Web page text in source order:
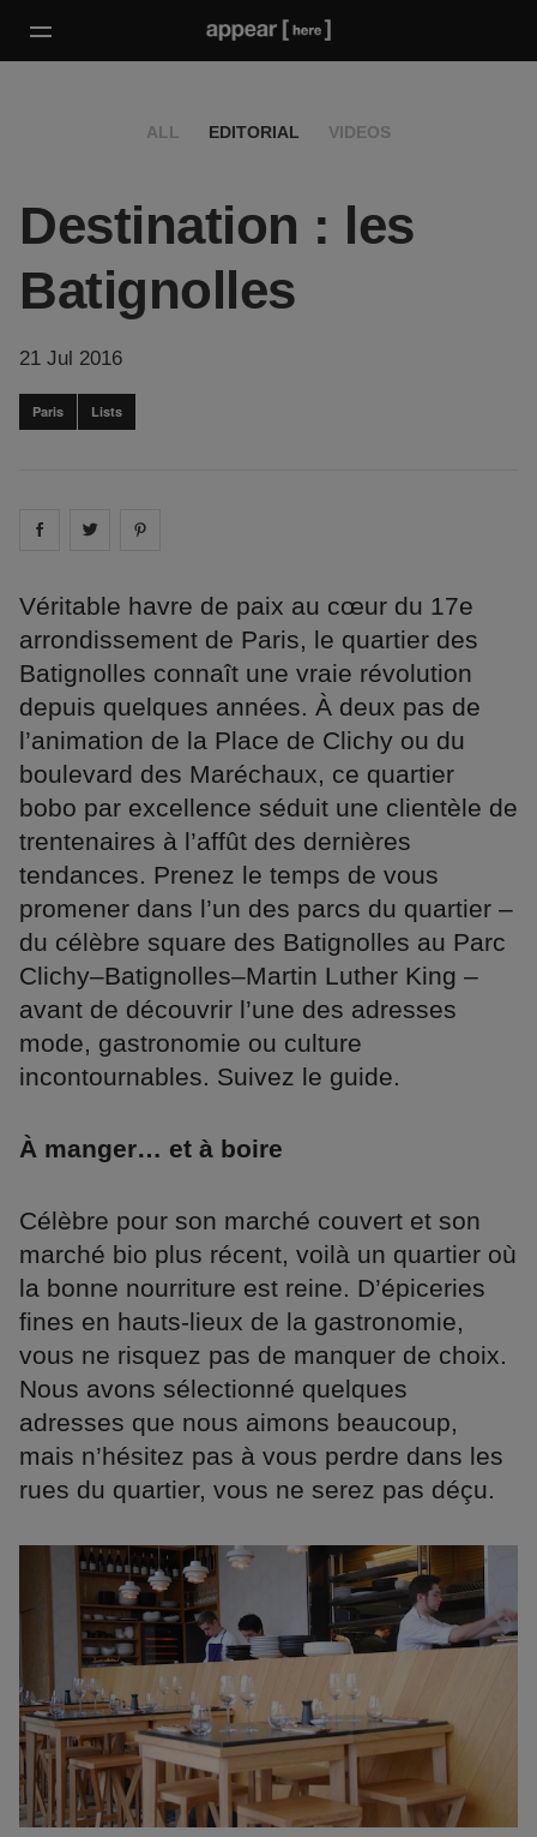
ALL EDITORIAL VIDEOS
Destination : les
Batignolles
21 Jul 2016
Paris Lists
Share on facebook
Share on
Véritable havre de paix au cœur du 17e
arrondissement de Paris, le quartier des
Batignolles connaît une vraie révolution
depuis quelques années. À deux pas de
l’animation de la Place de Clichy ou du
boulevard des Maréchaux, ce quartier
bobo par excellence séduit une clientèle de
trentenaires à l’affût des dernières
tendances. Prenez le temps de vous
promener dans l’un des parcs du quartier –
du célèbre square des Batignolles au Parc
Clichy–Batignolles–Martin Luther King –
avant de découvrir l’une des adresses
mode, gastronomie ou culture
incontournables. Suivez le guide.
À manger… et à boire
Célèbre pour son marché couvert et son
marché bio plus récent, voilà un quartier où
la bonne nourriture est reine. D’épiceries
fines en hauts-lieux de la gastronomie,
vous ne risquez pas de manquer de choix.
Nous avons sélectionné quelques
adresses que nous aimons beaucoup,
mais n’hésitez pas à vous perdre dans les
rues du quartier, vous ne serez pas déçu.